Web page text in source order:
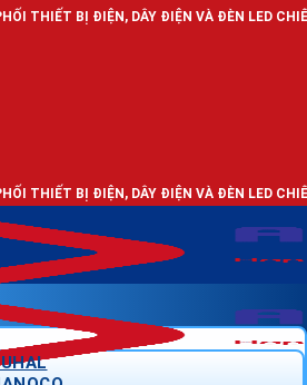
DÂY ĐIỆN VÀ ĐÈN LED CHIẾU SÁNG
DÂY ĐIỆN VÀ ĐÈN LED CHIẾU SÁNG